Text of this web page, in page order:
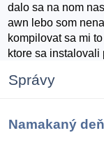
dalo sa na nom
awn lebo som
kompilovat sa mi
ktore sa
Správy
Namakaný